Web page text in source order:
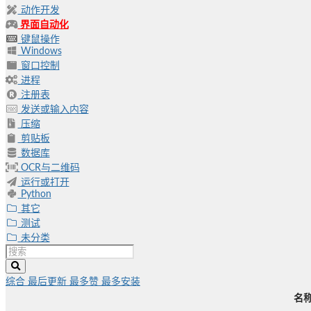
动作开发
界面自动化
键鼠操作
Windows
窗口控制
进程
注册表
发送或输入内容
压缩
剪贴板
数据库
OCR与二维码
运行或打开
Python
其它
测试
未分类
综合 最后更新 最多赞 最多安装
名